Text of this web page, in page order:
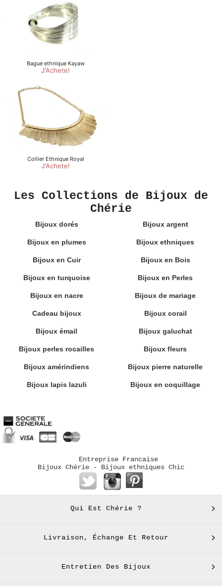
Les Collections de Bijoux de
Chérie
Bijoux dorés Bijoux argent
Bijoux en plumes Bijoux ethniques
Bijoux en Cuir Bijoux en Bois
Bijoux en turquoise Bijoux en Perles
Bijoux en nacre Bijoux de mariage
Cadeau bijoux Bijoux corail
Bijoux émail Bijoux galuchat
Bijoux perles rocailles Bijoux fleurs
Bijoux amérindiens Bijoux pierre naturelle
Bijoux lapis lazuli Bijoux en coquillage
Entreprise Francaise
Bijoux Chérie - Bijoux ethniques Chic
Qui Est Chérie ?
Livraison, Échange Et Retour
Entretien Des Bijoux